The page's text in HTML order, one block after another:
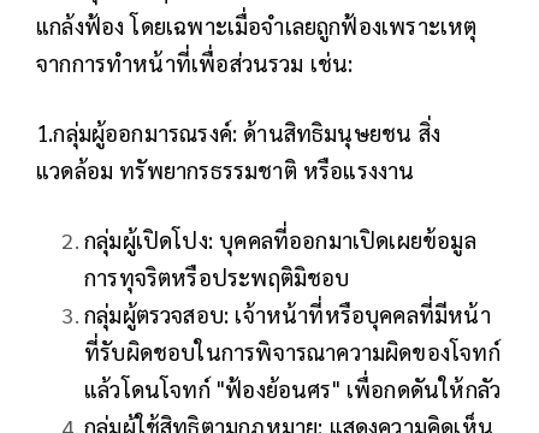
แกล้งฟ้อง โดยเฉพาะเมื่อจำเลยถูกฟ้องเพราะเหตุ
จากการทำหน้าที่เพื่อส่วนรวม เช่น:
1.กลุ่มผู้ออกมารณรงค์: ด้านสิทธิมนุษยชน สิ่ง
แวดล้อม ทรัพยากรธรรมชาติ หรือแรงงาน
กลุ่มผู้เปิดโปง: บุคคลที่ออกมาเปิดเผยข้อมูล
การทุจริตหรือประพฤติมิชอบ
กลุ่มผู้ตรวจสอบ: เจ้าหน้าที่หรือบุคคลที่มีหน้า
ที่รับผิดชอบในการพิจารณาความผิดของโจทก์
แล้วโดนโจทก์ "ฟ้องย้อนศร" เพื่อกดดันให้กลัว
กลุ่มผู้ใช้สิทธิตามกฎหมาย: แสดงความคิดเห็น